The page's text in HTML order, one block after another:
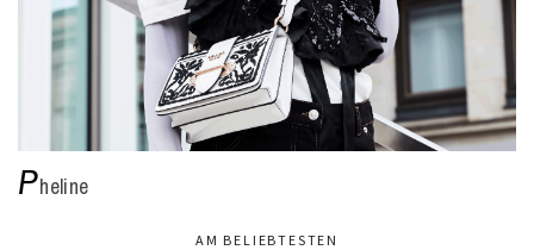
Pheline
AM BELIEBTESTEN